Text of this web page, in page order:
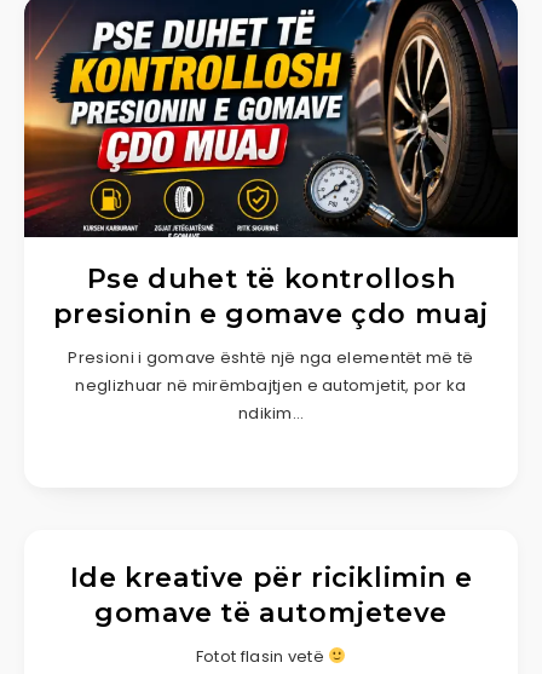
Pse duhet të kontrollosh
presionin e gomave çdo muaj
Presioni i gomave është një nga elementët më të
neglizhuar në mirëmbajtjen e automjetit, por ka
ndikim…
Ide kreative për riciklimin e
gomave të automjeteve
Fotot flasin vetë